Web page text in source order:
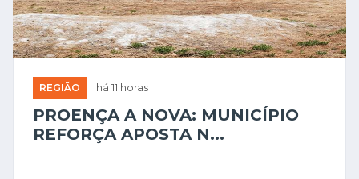
REGIÃO há 11 horas
PROENÇA A NOVA: MUNICÍPIO
REFORÇA APOSTA N...